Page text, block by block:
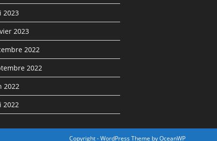
2023
2023
2022
2022
2022
2022
Copyright - WordPress Theme by OceanWP